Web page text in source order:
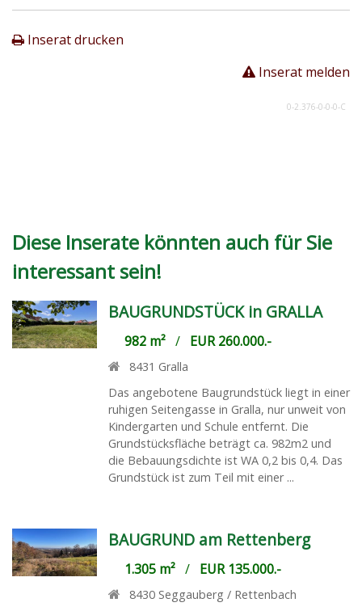
Inserat drucken
Inserat melden
0-2.376-0-0-0-C
Diese Inserate könnten auch für Sie
interessant sein!
BAUGRUNDSTÜCK in GRALLA
982 m²/ EUR 260.000.-
8431 Gralla
Das angebotene Baugrundstück liegt in einer
ruhigen Seitengasse in Gralla, nur unweit von
Kindergarten und Schule entfernt. Die
Grundstücksfläche beträgt ca. 982m2 und
die Bebauungsdichte ist WA 0,2 bis 0,4. Das
Grundstück ist zum Teil mit einer ...
BAUGRUND am Rettenberg
1.305 m²/ EUR 135.000.-
8430 Seggauberg / Rettenbach